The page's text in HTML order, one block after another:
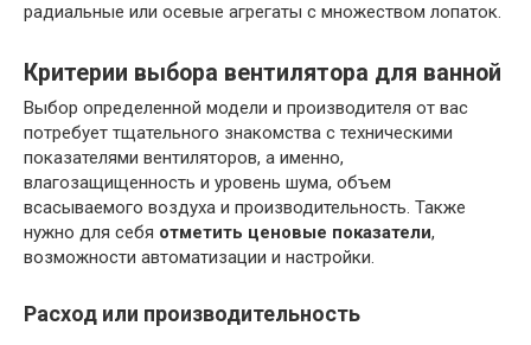
радиальные или осевые агрегаты с множеством лопаток.
Критерии выбора вентилятора для ванной
Выбор определенной модели и производителя от вас
потребует тщательного знакомства с техническими
показателями вентиляторов, а именно,
влагозащищенность и уровень шума, объем
всасываемого воздуха и производительность. Также
нужно для себя отметить ценовые показатели,
возможности автоматизации и настройки.
Расход или производительность